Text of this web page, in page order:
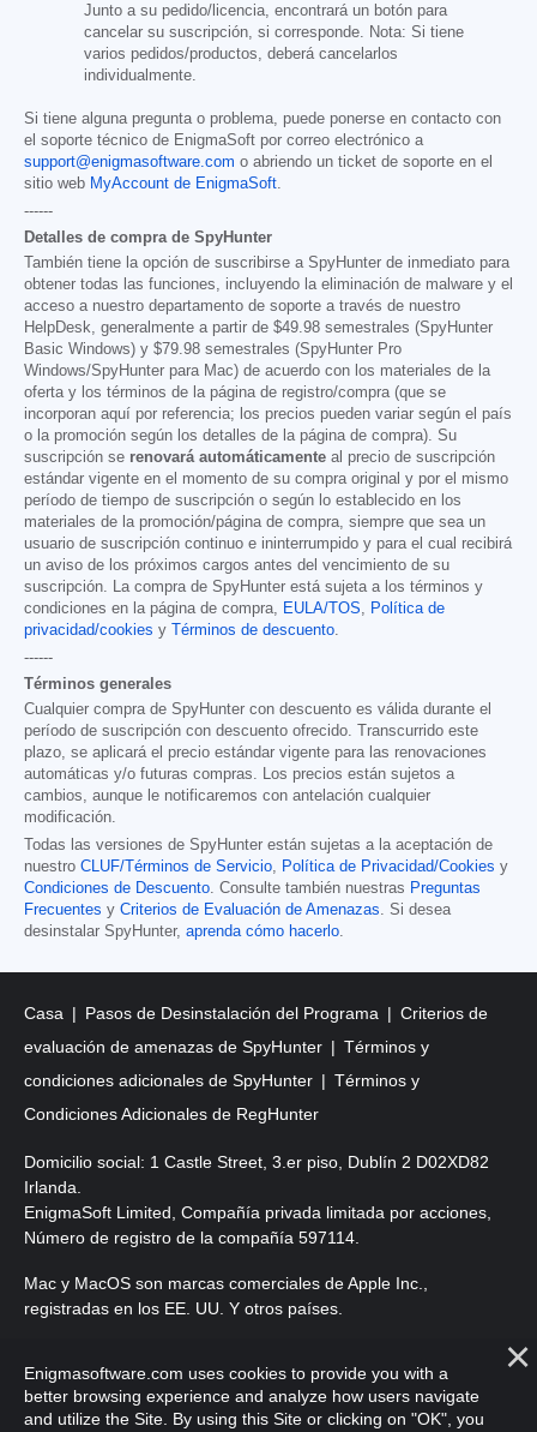
Junto a su pedido/licencia, encontrará un botón para
cancelar su suscripción, si corresponde. Nota: Si tiene
varios pedidos/productos, deberá cancelarlos
individualmente.
Si tiene alguna pregunta o problema, puede ponerse en contacto con
el soporte técnico de EnigmaSoft por correo electrónico a
support@enigmasoftware.com o abriendo un ticket de soporte en el
sitio web MyAccount de EnigmaSoft
------
Detalles de compra de SpyHunter
También tiene la opción de suscribirse a SpyHunter de inmediato para
obtener todas las funciones, incluyendo la eliminación de malware y el
acceso a nuestro departamento de soporte a través de nuestro
HelpDesk, generalmente a partir de $49.98 semestrales (SpyHunter
Basic Windows) y $79.98 semestrales (SpyHunter Pro
Windows/SpyHunter para Mac) de acuerdo con los materiales de la
oferta y los términos de la página de registro/compra (que se
incorporan aquí por referencia; los precios pueden variar según el país
o la promoción según los detalles de la página de compra). Su
suscripción se renovará automáticamente al precio de suscripción
estándar vigente en el momento de su compra original y por el mismo
período de tiempo de suscripción o según lo establecido en los
materiales de la promoción/página de compra, siempre que sea un
usuario de suscripción continuo e ininterrumpido y para el cual recibirá
un aviso de los próximos cargos antes del vencimiento de su
suscripción. La compra de SpyHunter está sujeta a los términos y
condiciones en la página de compra,
EULA/TOS
Política de
privacidad/cookies y Términos de descuento
------
Términos generales
Cualquier compra de SpyHunter con descuento es válida durante el
período de suscripción con descuento ofrecido. Transcurrido este
plazo, se aplicará el precio estándar vigente para las renovaciones
automáticas y/o futuras compras. Los precios están sujetos a
cambios, aunque le notificaremos con antelación cualquier
modificación.
Todas las versiones de SpyHunter están sujetas a la aceptación de
nuestro CLUF/Términos de Servicio Política de Privacidad/Cookies y
Condiciones de Descuento . Consulte también nuestras Preguntas
Frecuentes y Criterios de Evaluación de Amenazas . Si desea
desinstalar SpyHunter, aprenda cómo hacerlo
Casa Pasos de Desinstalación del Programa
Criterios de
evaluación de amenazas de SpyHunter
Términos y
condiciones adicionales de SpyHunter
Términos y
Condiciones Adicionales de RegHunter
Domicilio social: 1 Castle Street, 3.er piso, Dublín 2 D02XD82
Irlanda.
EnigmaSoft Limited, Compañía privada limitada por acciones,
Número de registro de la compañía 597114.
Mac y MacOS son marcas comerciales de Apple Inc.,
registradas en los EE. UU. Y otros países.
reservados.
Enigmasoftware.com uses cookies to provide you with a
better browsing experience and analyze how users navigate
and utilize the Site. By using this Site or clicking on "OK", you